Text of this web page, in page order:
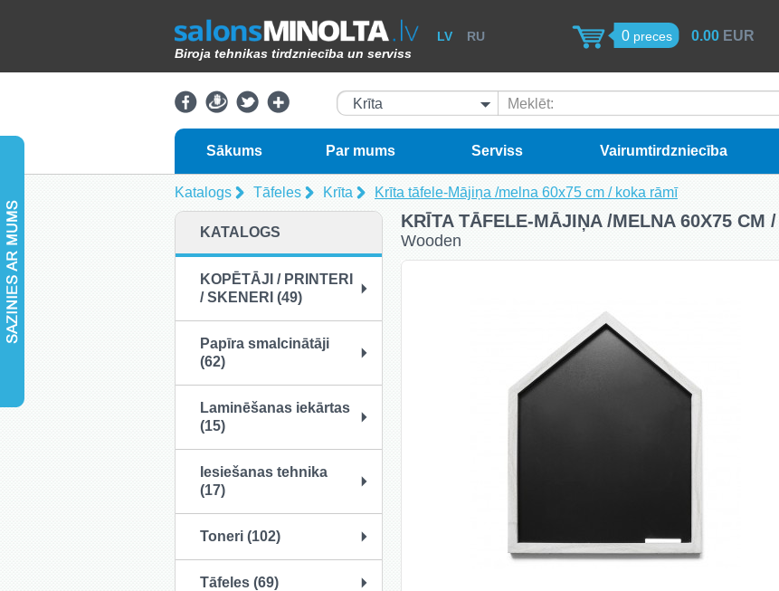
Biroja tehnikas tirdzniecība un serviss
LV RU 0 preces 0.00 EUR
Krīta Meklēt:
Sākums Par mums Serviss Vairumtirdzniecība
Katalogs Tāfeles Krīta Krīta tāfele-Mājiņa /melna 60x75 cm / koka rāmī
KATALOGS
KOPĒTĀJI / PRINTERI
/ SKENERI (49)
Papīra smalcinātāji
(62)
Laminēšanas iekārtas
(15)
Iesiešanas tehnika
(17)
Toneri (102)
Tāfeles (69)
KRĪTA TĀFELE-MĀJIŅA /MELNA 60X75 CM
Wooden